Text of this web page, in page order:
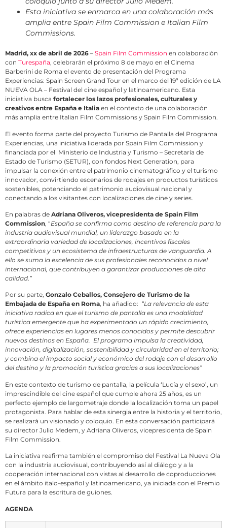
Esta iniciativa se enmarca en una colaboración más
amplia entre Spain Film Commission e Italian Film
Commissions.
Madrid, xx de abril de 2026 – Spain Film Commission en colaboración
con Turespaña, celebrarán el próximo 8 de mayo en el Cinema
Barberini de Roma el evento de presentación del Programa
Experiencias: Spain Screen Grand Tour en el marco del 19ª edición de LA
NUEVA OLA – Festival del cine español y latinoamericano. Esta
iniciativa busca fortalecer los lazos profesionales, culturales y
creativos entre España e Italia en el contexto de una colaboración
más amplia entre Italian Film Commissions y Spain Film Commission.
El evento forma parte del proyecto Turismo de Pantalla del Programa
Experiencias, una iniciativa liderada por Spain Film Commission y
financiada por el Ministerio de Industria y Turismo – Secretaría de
Estado de Turismo (SETUR), con fondos Next Generation, para
impulsar la conexión entre el patrimonio cinematográfico y el turismo
innovador, convirtiendo escenarios de rodajes en productos turísticos
sostenibles, potenciando el patrimonio audiovisual nacional y
conectando a los visitantes con localizaciones de cine y series.
En palabras de Adriana Oliveros, vicepresidenta de Spain Film
Commission, “España se confirma como destino de referencia para la
industria audiovisual mundial, un liderazgo basado en la
extraordinaria variedad de localizaciones, incentivos fiscales
competitivos y un ecosistema de infraestructuras de vanguardia. A
ello se suma la excelencia de sus profesionales reconocidos a nivel
internacional, que contribuyen a garantizar producciones de alta
calidad.”
Por su parte, Gonzalo Ceballos, Consejero de Turismo de la
Embajada de España en Roma, ha añadido: “La relevancia de esta
iniciativa radica en que el turismo de pantalla es una modalidad
turística emergente que ha experimentado un rápido crecimiento,
ofrece experiencias en lugares menos conocidos y permite descubrir
nuevos destinos en España. El programa impulsa la creatividad,
innovación, digitalización, sostenibilidad y circularidad en el territorio;
y combina el impacto social y económico del rodaje con el desarrollo
del destino y la promoción turística gracias a sus localizaciones”
En este contexto de turismo de pantalla, la película ‘Lucía y el sexo’, un
imprescindible del cine español que cumple ahora 25 años, es un
perfecto ejemplo de largometraje donde la localización toma un papel
protagonista. Para hablar de esta sinergia entre la historia y el territorio,
se realizará un visionado y coloquio. En esta conversación participará
su director Julio Medem, y Adriana Oliveros, vicepresidenta de Spain
Film Commission.
La iniciativa reafirma también el compromiso del Festival La Nueva Ola
con la industria audiovisual, contribuyendo así al diálogo y a la
cooperación internacional con vistas al desarrollo de coproducciones
en el ámbito italo-español y latinoamericano, ya iniciada con el Premio
Futura para la escritura de guiones.
AGENDA